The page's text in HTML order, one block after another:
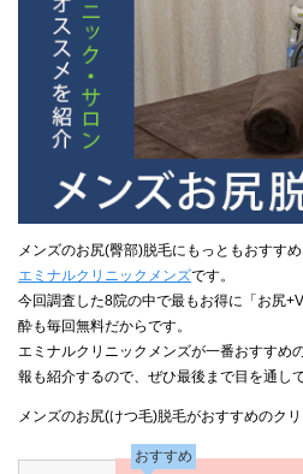
メンズのお尻(臀部)脱毛にもっともおすすめ
エミナルクリニックメンズです。
今回調査した8院の中で最もお得に「お尻
酔も毎回無料だからです。
エミナルクリニックメンズが一番おすすめ
報も紹介するので、ぜひ最後まで目を通し
メンズのお尻(けつ毛)脱毛がおすすめのク
おすすめ